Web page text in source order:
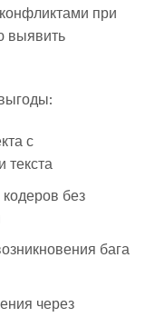
при
выявить
с
текста
без
бага
через